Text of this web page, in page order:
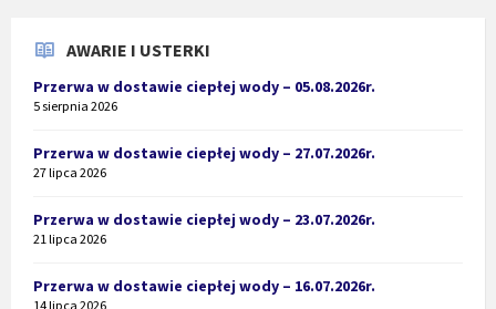
AWARIE I USTERKI
Przerwa w dostawie ciepłej wody – 05.08.2026r.
5 sierpnia 2026
Przerwa w dostawie ciepłej wody – 27.07.2026r.
27 lipca 2026
Przerwa w dostawie ciepłej wody – 23.07.2026r.
21 lipca 2026
Przerwa w dostawie ciepłej wody – 16.07.2026r.
14 lipca 2026